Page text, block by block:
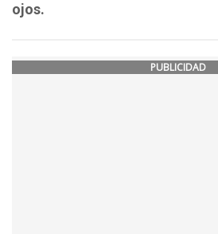
ojos.
PUBLICIDAD